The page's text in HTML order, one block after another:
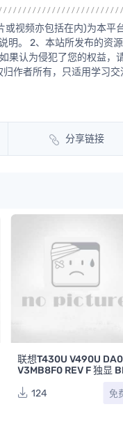
或视频亦包括在内)为本平
明。 2、本站所发布的资
果认为侵犯了您的权益
归作者所有，只适用学习交
分享链接
联想T430U V490U
V3MB8F0 REV F 独显
124
免